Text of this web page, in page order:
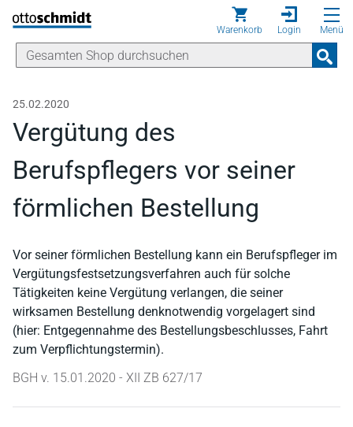
Direkt zum Inhalt
Warenkorb Login Menü
25.02.2020
Vergütung des
Berufspflegers vor seiner
förmlichen Bestellung
Vor seiner förmlichen Bestellung kann ein Berufspfleger im
Vergütungsfestsetzungsverfahren auch für solche
Tätigkeiten keine Vergütung verlangen, die seiner
wirksamen Bestellung denknotwendig vorgelagert sind
(hier: Entgegennahme des Bestellungsbeschlusses, Fahrt
zum Verpflichtungstermin).
BGH v. 15.01.2020 - XII ZB 627/17